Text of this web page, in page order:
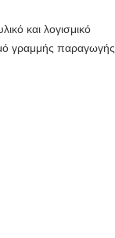
και λογισμικό
γραμμής παραγωγής